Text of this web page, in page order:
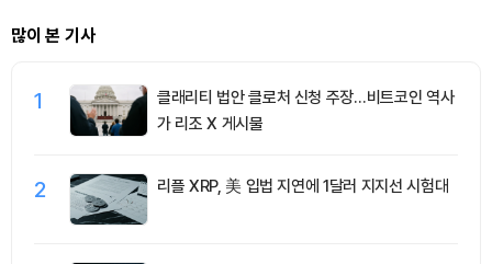
많이 본 기사
1
클래리티 법안 클로처 신청 주장…비트코인 역사
가 리조 X 게시물
2 리플 XRP, 美 입법 지연에 1달러 지지선 시험대